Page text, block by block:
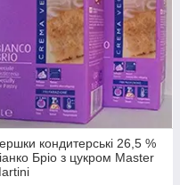
кондитерські 26,5 %
Бріо з цукром Master